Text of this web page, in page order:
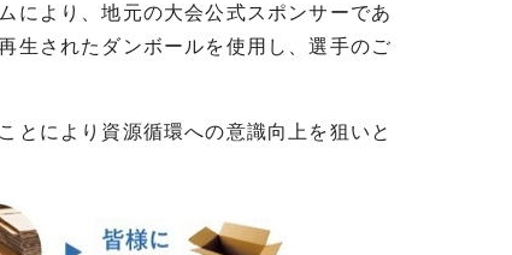
により、地元の大会公式スポンサーであ
生されたダンボールを使用し、選手のご
により資源循環への意識向上を狙いと